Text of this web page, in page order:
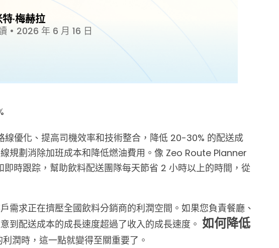
·梅赫拉
• 2026 年 6 月 16 日
線優化、提高司機效率和技術整合，降低 20-30% 的配送成
規劃消除加班成本和降低燃油費用。像 Zeo Route Planner
時跟踪，幫助飲料配送團隊每天節省 2 小時以上的時間，從
需求正在擠壓全國飲料分銷商的利潤空間。如果您負責餐廳、
到配送成本的成長速度超過了收入的成長速度。 如何降低
潤時，這一點就變得至關重要了。